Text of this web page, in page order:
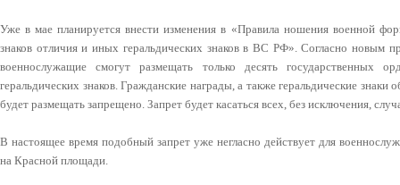
Уже в мае планируется внести изменения в «Правила ношения военной
знаков отличия и иных геральдических знаков в ВС РФ». Согласно новым
военнослужащие смогут размещать только десять государственных
геральдических знаков. Гражданские награды, а также геральдические
будет размещать запрещено. Запрет будет касаться всех, без исключения,
В настоящее время подобный запрет уже негласно действует для
на Красной площади.